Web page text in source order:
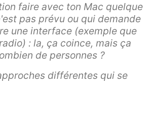
faire avec ton Mac quelque
pas prévu ou qui demande
une interface (exemple que
: la, ça coince, mais ça
de personnes ?
différentes qui se